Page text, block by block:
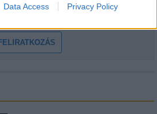
Data Access Privacy Policy
és elfogadom azadatvédelmi